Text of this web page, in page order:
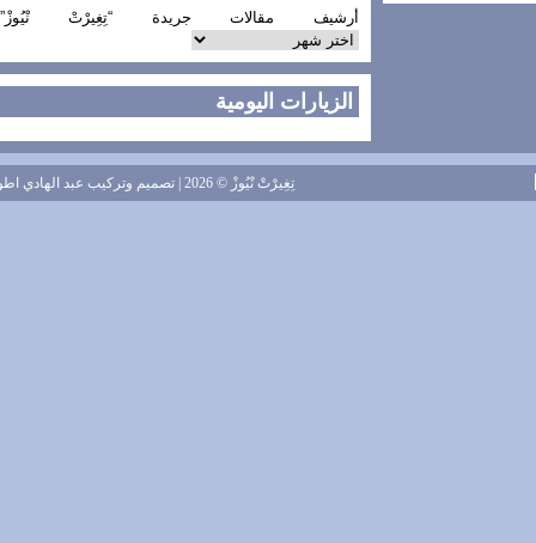
أرشيف مقالات جريدة “تِغِيرْتْ نْيُوزْ”
الزيارات اليومية
تِغِيرْتْ نْيُوزْ© 2026 | تصميم وتركيب عبد الهادي اطويل